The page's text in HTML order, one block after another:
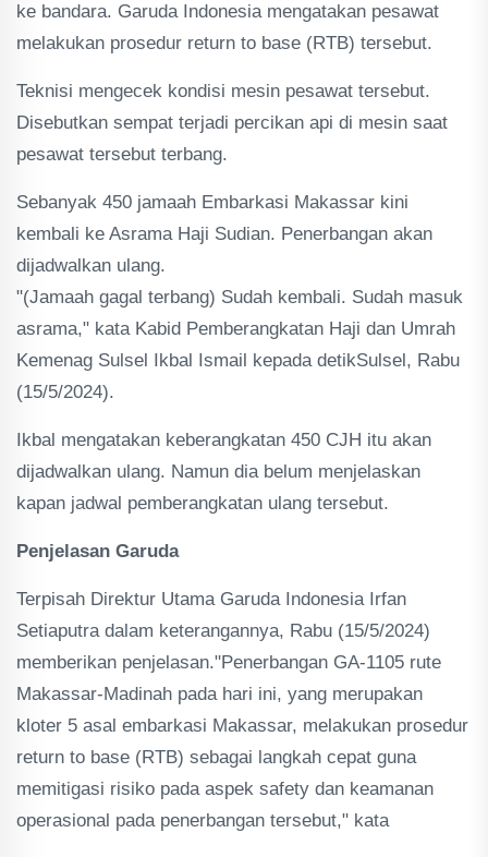
ke bandara. Garuda Indonesia mengatakan pesawat
melakukan prosedur return to base (RTB) tersebut.
Teknisi mengecek kondisi mesin pesawat tersebut.
Disebutkan sempat terjadi percikan api di mesin saat
pesawat tersebut terbang.
Sebanyak 450 jamaah Embarkasi Makassar kini
kembali ke Asrama Haji Sudian. Penerbangan akan
dijadwalkan ulang.
"(Jamaah gagal terbang) Sudah kembali. Sudah masuk
asrama," kata Kabid Pemberangkatan Haji dan Umrah
Kemenag Sulsel Ikbal Ismail kepada detikSulsel, Rabu
(15/5/2024).
Ikbal mengatakan keberangkatan 450 CJH itu akan
dijadwalkan ulang. Namun dia belum menjelaskan
kapan jadwal pemberangkatan ulang tersebut.
Penjelasan Garuda
Terpisah Direktur Utama Garuda Indonesia Irfan
Setiaputra dalam keterangannya, Rabu (15/5/2024)
memberikan penjelasan."Penerbangan GA-1105 rute
Makassar-Madinah pada hari ini, yang merupakan
kloter 5 asal embarkasi Makassar, melakukan prosedur
return to base (RTB) sebagai langkah cepat guna
memitigasi risiko pada aspek safety dan keamanan
operasional pada penerbangan tersebut," kata